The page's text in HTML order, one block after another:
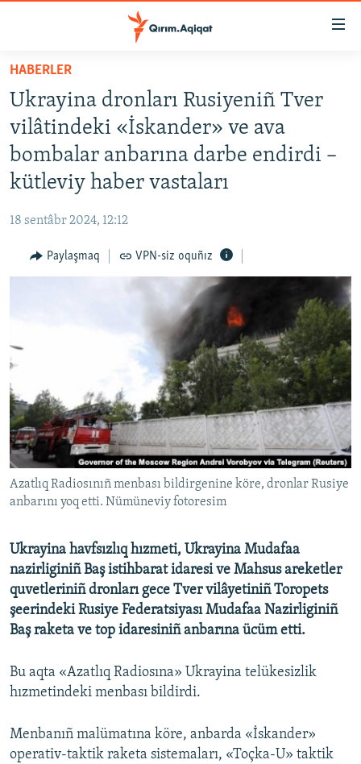
Esas
qaytmaq
Baş
navigatsiyağa
qaytmaq
Qıdıruvğa
HABERLER
SİYASET
İQTİSADİYAT
CEMİYET
İNSAN AQLARI
VİDEO
FİKİR
Русский
Українською
QOŞULIÑIZ!
RFE/RS bütün saytları
HABERLER
Ukrayina dronları Rusiyeniñ Tver
vilâtindeki «İskander» ve ava
bombalar anbarına darbe endirdi –
kütleviy haber vastaları
18 sentâbr 2024, 12:12
Paylaşmaq VPN-siz oquñız
Azatlıq Radiosınıñ menbası bildirgenine köre, dronlar Rusiye
anbarını yoq etti. Nümüneviy fotoresim
Ukrayina havfsızlıq hızmeti, Ukrayina Mudafaa
nazirliginiñ Baş istihbarat idaresi ve Mahsus areketler
quvetleriniñ dronları gece Tver vilâyetiniñ Toropets
şeerindeki Rusiye Federatsiyası Mudafaa Nazirliginiñ
Baş raketa ve top idaresiniñ anbarına ücüm etti.
Bu aqta «Azatlıq Radiosına» Ukrayina telükesizlik
hızmetindeki menbası bildirdi.
Menbanıñ malümatına köre, anbarda «İskander»
operativ-taktik raketa sistemaları, «Toçka-U» taktik